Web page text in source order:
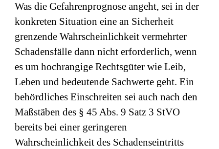
Was die Gefahrenprognose angeht, sei in der
konkreten Situation eine an Sicherheit
grenzende Wahrscheinlichkeit vermehrter
Schadensfälle dann nicht erforderlich, wenn
es um hochrangige Rechtsgüter wie Leib,
Leben und bedeutende Sachwerte geht. Ein
behördliches Einschreiten sei auch nach den
Maßstäben des § 45 Abs. 9 Satz 3 StVO
bereits bei einer geringeren
Wahrscheinlichkeit des Schadenseintritts